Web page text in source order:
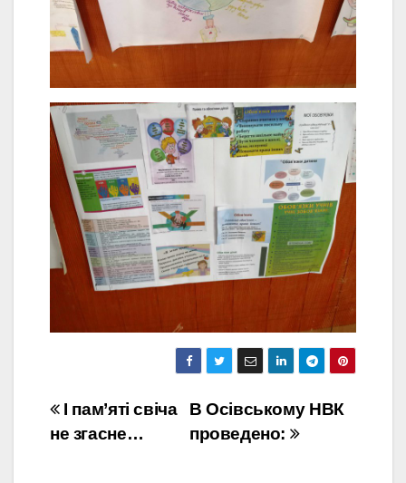
Навігація
В Осівському НВК
проведено:
І пам’яті свіча
не згасне…